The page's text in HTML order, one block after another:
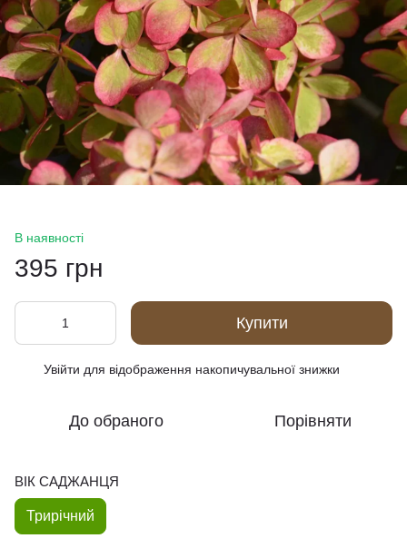
В наявності
395 грн
Купити
Увійти для відображення накопичувальної знижки
До обраного Порівняти
ВІК САДЖАНЦЯ
Трирічний